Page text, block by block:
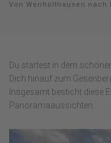
Von Wenholthausen nach
Du startest in dem
Dich hinauf zum
Insgesamt besticht diese
Panoramaaussichten.